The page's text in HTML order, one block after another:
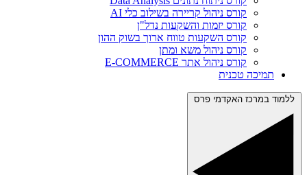
קורס ניהול קריירה בשילוב כלי AI
קורס יזמות והשקעות נדל"ן
קורס השקעות טווח ארוך בשוק ההון
קורס ניהול משא ומתן
קורס ניהול אתר E‑COMMERCE
תמיכה טכנית
ללמוד במרכז האקדמי פרס